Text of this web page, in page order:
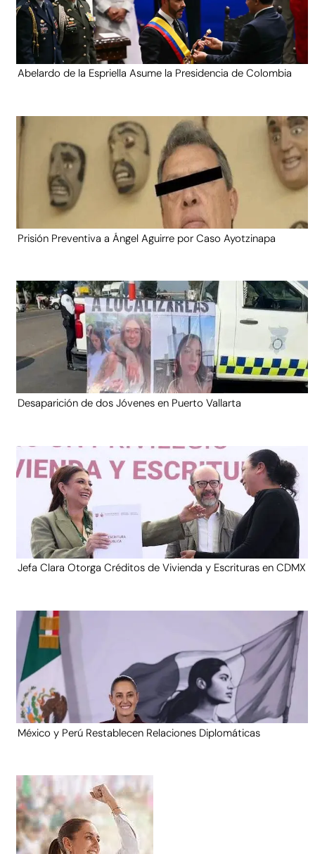
Abelardo de la Espriella Asume la Presidencia de Colombia
Prisión Preventiva a Ángel Aguirre por Caso Ayotzinapa
Desaparición de dos Jóvenes en Puerto Vallarta
Jefa Clara Otorga Créditos de Vivienda y Escrituras en CDMX
México y Perú Restablecen Relaciones Diplomáticas